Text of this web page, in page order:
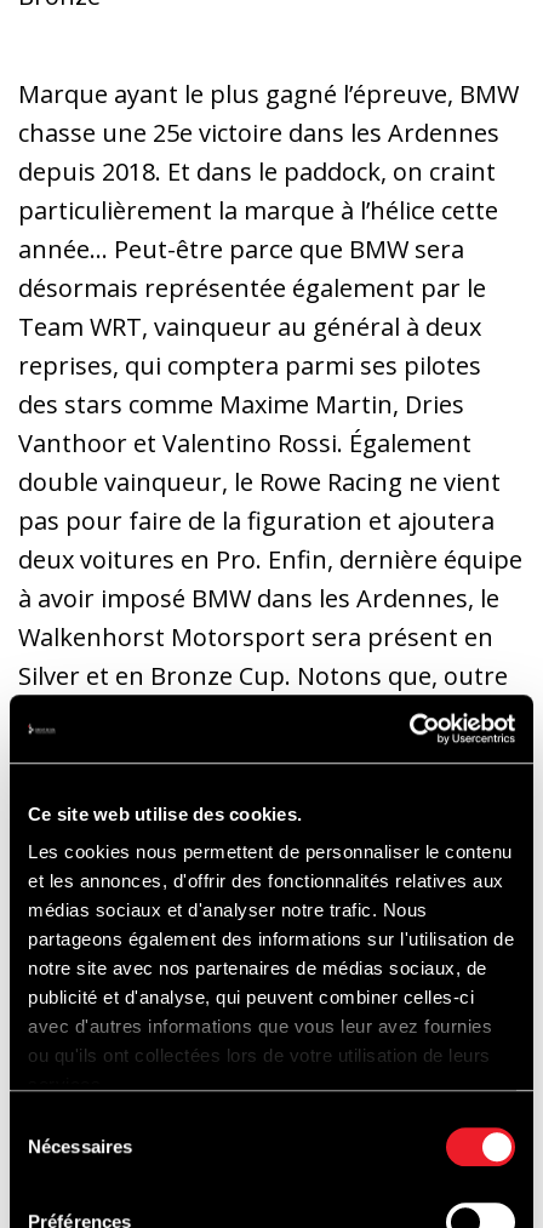
Ce site web utilise des cookies.
Les cookies nous permettent de personnaliser le contenu
et les annonces, d'offrir des fonctionnalités relatives aux
médias sociaux et d'analyser notre trafic. Nous
partageons également des informations sur l'utilisation de
notre site avec nos partenaires de médias sociaux, de
publicité et d'analyse, qui peuvent combiner celles-ci
avec d'autres informations que vous leur avez fournies
ou qu'ils ont collectées lors de votre utilisation de leurs
Nécessaires
Préférences
Marque ayant le plus gagné l’épreuve, BMW
chasse une 25e victoire dans les Ardennes
depuis 2018. Et dans le paddock, on craint
particulièrement la marque à l’hélice cette
année… Peut-être parce que BMW sera
désormais représentée également par le
Team WRT, vainqueur au général à deux
reprises, qui comptera parmi ses pilotes
des stars comme Maxime Martin, Dries
Vanthoor et Valentino Rossi. Également
double vainqueur, le Rowe Racing ne vient
pas pour faire de la figuration et ajoutera
deux voitures en Pro. Enfin, dernière équipe
à avoir imposé BMW dans les Ardennes, le
Walkenhorst Motorsport sera présent en
Silver et en Bronze Cup. Notons que, outre
les deux M4 GT3 en Pro, le Team WRT
complétera son engagement avec des
FERRARI (296 GT3 / 488 GT3)
• La marque italienne veut poursuivre sur
sa lancée avec une nouvelle arme
Lauréate des CrowdStrike 24 Hours of Spa